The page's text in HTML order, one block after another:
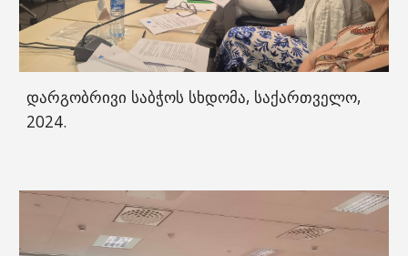
დარგობრივი საბჭოს სხდომა, საქართველო,
2024.